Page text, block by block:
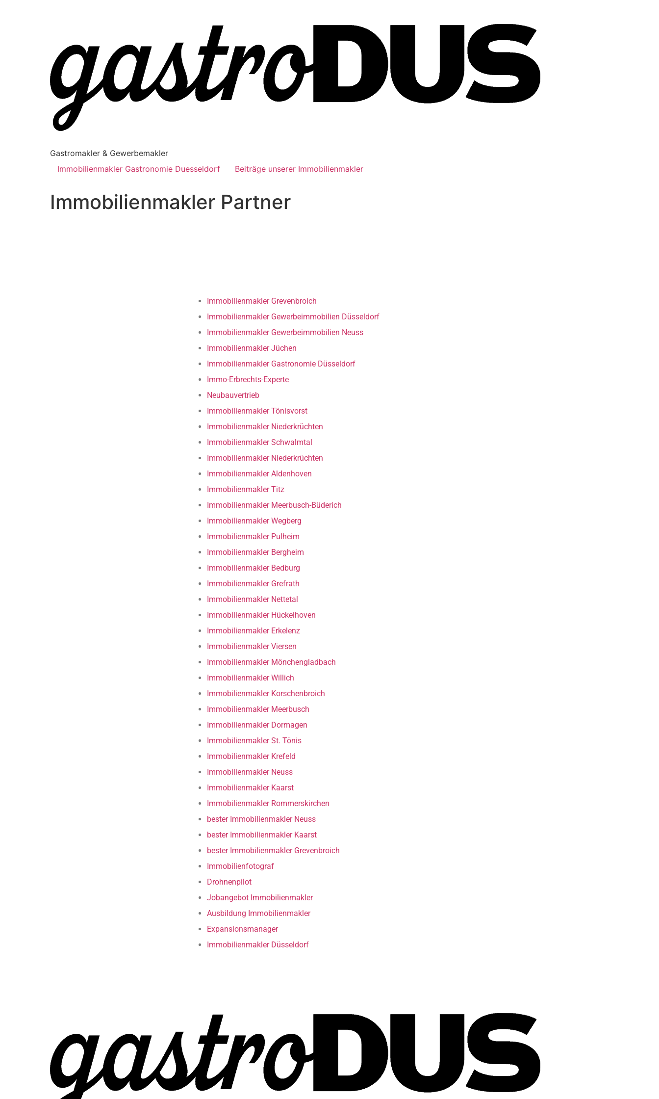
Gastromakler & Gewerbemakler
Immobilienmakler Gastronomie Duesseldorf
Beiträge unserer Immobilienmakler
Immobilienmakler Partner
Immobilienmakler Grevenbroich
Immobilienmakler Gewerbeimmobilien Düsseldorf
Immobilienmakler Gewerbeimmobilien Neuss
Immobilienmakler Jüchen
Immobilienmakler Gastronomie Düsseldorf
Immo-Erbrechts-Experte
Neubauvertrieb
Immobilienmakler Tönisvorst
Immobilienmakler Niederkrüchten
Immobilienmakler Schwalmtal
Immobilienmakler Niederkrüchten
Immobilienmakler Aldenhoven
Immobilienmakler Titz
Immobilienmakler Meerbusch-Büderich
Immobilienmakler Wegberg
Immobilienmakler Pulheim
Immobilienmakler Bergheim
Immobilienmakler Bedburg
Immobilienmakler Grefrath
Immobilienmakler Nettetal
Immobilienmakler Hückelhoven
Immobilienmakler Erkelenz
Immobilienmakler Viersen
Immobilienmakler Mönchengladbach
Immobilienmakler Willich
Immobilienmakler Korschenbroich
Immobilienmakler Meerbusch
Immobilienmakler Dormagen
Immobilienmakler St. Tönis
Immobilienmakler Krefeld
Immobilienmakler Neuss
Immobilienmakler Kaarst
Immobilienmakler Rommerskirchen
bester Immobilienmakler Neuss
bester Immobilienmakler Kaarst
bester Immobilienmakler Grevenbroich
Immobilienfotograf
Drohnenpilot
Jobangebot Immobilienmakler
Ausbildung Immobilienmakler
Expansionsmanager
Immobilienmakler Düsseldorf